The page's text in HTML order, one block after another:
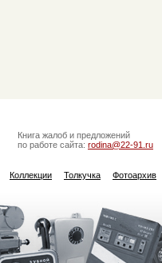
Книга жалоб и предложений
по работе сайта: rodina@22-91.ru
Коллекции Толкучка Фотоархив